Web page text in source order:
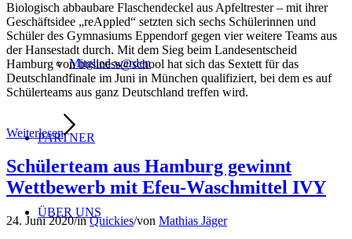
Mitglied werden
PARTNER
ÜBER UNS
Biologisch abbaubare Flaschendeckel aus Apfeltrester – mit ihrer
Geschäftsidee „reAppled“ setzten sich sechs Schülerinnen und
Schüler des Gymnasiums Eppendorf gegen vier weitere Teams aus
der Hansestadt durch. Mit dem Sieg beim Landesentscheid
Hamburg von business@school hat sich das Sextett für das
Deutschlandfinale im Juni in München qualifiziert, bei dem es auf
Schülerteams aus ganz Deutschland treffen wird.
Weiterlesen
Schülerteam aus Hamburg gewinnt
Wettbewerb mit Efeu-Waschmittel IVY
24. Juni 2020/inQuickies/von Mathias Jäger